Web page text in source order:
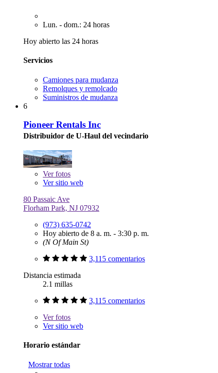
Lun. - dom.: 24 horas
Hoy abierto las 24 horas
Servicios
Camiones para mudanza
Remolques y remolcado
Suministros de mudanza
6
Pioneer Rentals Inc
Distribuidor de U-Haul del vecindario
Verfotos
Ver sitio web
80 Passaic Ave
Florham Park, NJ 07932
(973) 635-0742
Hoy abierto de 8 a. m. - 3:30 p. m.
(N Of Main St)
3,115 comentarios
Distancia estimada
2.1 millas
3,115 comentarios
Verfotos
Ver sitio web
Horario estándar
Mostrar todas